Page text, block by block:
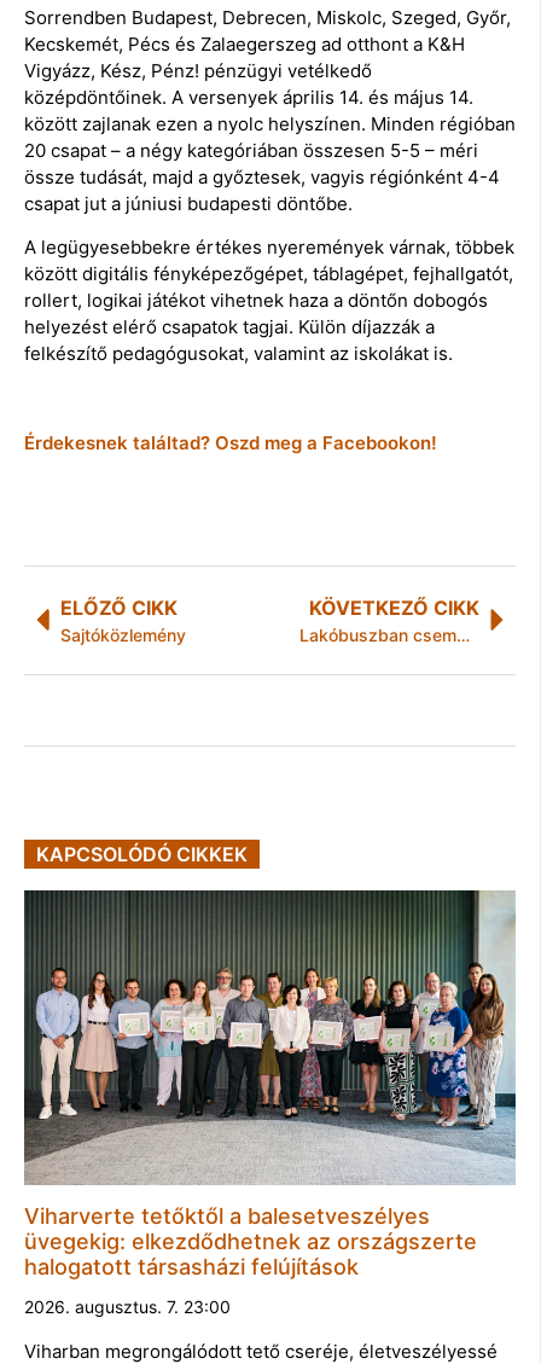
Sorrendben Budapest, Debrecen, Miskolc, Szeged, Győr,
Kecskemét, Pécs és Zalaegerszeg ad otthont a K&H
Vigyázz, Kész, Pénz! pénzügyi vetélkedő
középdöntőinek. A versenyek április 14. és május 14.
között zajlanak ezen a nyolc helyszínen. Minden régióban
20 csapat – a négy kategóriában összesen 5-5 – méri
össze tudását, majd a győztesek, vagyis régiónként 4-4
csapat jut a júniusi budapesti döntőbe.
A legügyesebbekre értékes nyeremények várnak, többek
között digitális fényképezőgépet, táblagépet, fejhallgatót,
rollert, logikai játékot vihetnek haza a döntőn dobogós
helyezést elérő csapatok tagjai. Külön díjazzák a
felkészítő pedagógusokat, valamint az iskolákat is.
Érdekesnek találtad? Oszd meg a Facebookon!
ELŐZŐ CIKK
Sajtóközlemény
KÖVETKEZŐ CIKK
Lakóbuszban csempészték a cigit
KAPCSOLÓDÓ CIKKEK
Viharverte tetőktől a balesetveszélyes
üvegekig: elkezdődhetnek az országszerte
halogatott társasházi felújítások
2026. augusztus. 7. 23:00
Viharban megrongálódott tető cseréje, életveszélyessé